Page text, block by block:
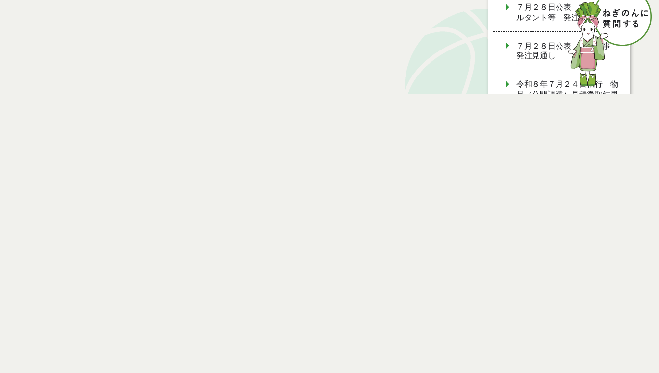
７月２８日公表 建設コンサ
ルタント等 発注見通し
７月２８日公表 建設工事
発注見通し
令和８年７月２４日執行 物
品（公開調達）見積徴取結果